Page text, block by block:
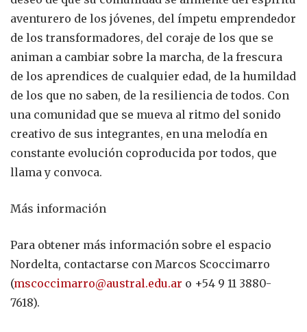
aventurero de los jóvenes, del ímpetu emprendedor
de los transformadores, del coraje de los que se
animan a cambiar sobre la marcha, de la frescura
de los aprendices de cualquier edad, de la humildad
de los que no saben, de la resiliencia de todos. Con
una comunidad que se mueva al ritmo del sonido
creativo de sus integrantes, en una melodía en
constante evolución coproducida por todos, que
llama y convoca.
Más información
Para obtener más información sobre el espacio
Nordelta, contactarse con Marcos Scoccimarro
(mscoccimarro@austral.edu.ar o +54 9 11 3880-
7618).